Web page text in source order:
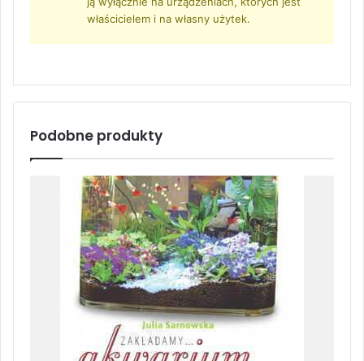
właścicielem i na własny użytek.
Podobne produkty